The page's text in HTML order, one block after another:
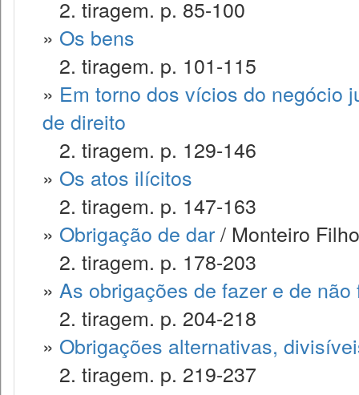
2. tiragem. p. 85-100
» Os bens
2. tiragem. p. 101-115
» Em torno dos vícios do negócio
de direito
2. tiragem. p. 129-146
» Os atos ilícitos
2. tiragem. p. 147-163
» Obrigação de dar/ Monteiro
2. tiragem. p. 178-203
» As obrigações de fazer e de não
2. tiragem. p. 204-218
» Obrigações alternativas,
2. tiragem. p. 219-237